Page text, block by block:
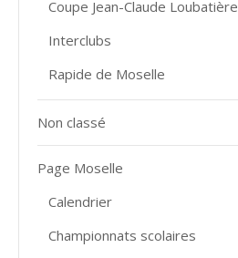
Coupe Jean-Claude Loubatière
Interclubs
Rapide de Moselle
Non classé
Page Moselle
Calendrier
Championnats scolaires